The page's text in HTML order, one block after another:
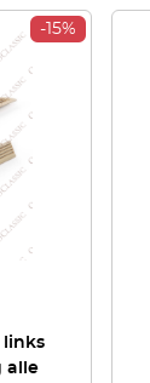
-15%
links
alle